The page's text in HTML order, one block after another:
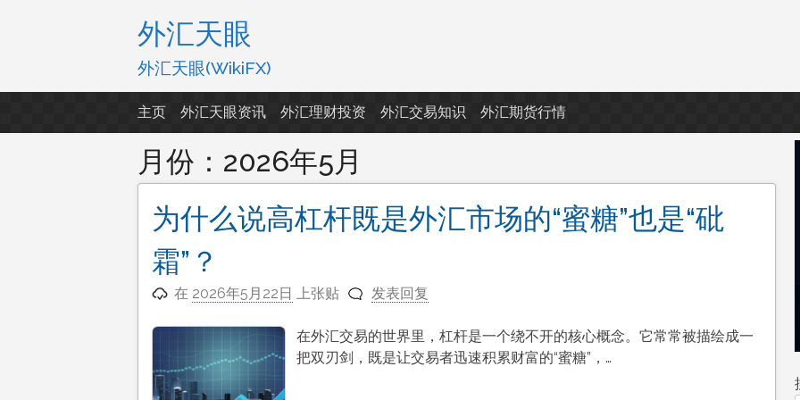
跳
至
内
外汇天眼
外汇天眼(WikiFX)
主页 外汇天眼资讯 外汇理财投资 外汇交易知识 外汇期货行情
月份： 2026年5月
为什么说高杠杆既是外汇市场的“蜜糖”也是“砒
霜”？
在 2026年5月22日 上张贴 发表回复
在外汇交易的世界里，杠杆是一个绕不开的核心概念。它常常被描绘成一
把双刃剑，既是让交易者迅速积累财富的“蜜糖”，…